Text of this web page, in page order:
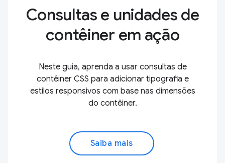
Consultas e unidades de
contêiner em ação
Neste guia, aprenda a usar consultas de
contêiner CSS para adicionar tipografia e
estilos responsivos com base nas dimensões
do contêiner.
Saiba mais